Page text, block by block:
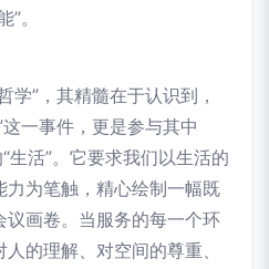
。
学”，其精髓在于认识到，
一事件，更是参与其中
生活”。它要求我们以生活的
力为笔触，精心绘制一幅既
画卷。当服务的每一个环
的理解、对空间的尊重、